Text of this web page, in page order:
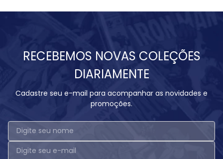
RECEBEMOS NOVAS COLEÇÕES
DIARIAMENTE
Cadastre seu e-mail para acompanhar as novidades e
promoções.